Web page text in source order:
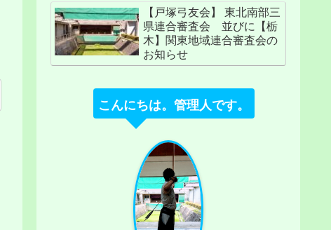
【戸塚弓友会】 東北南部三
県連合審査会 並びに【栃
木】関東地域連合審査会の
お知らせ
こんにちは。管理人です。